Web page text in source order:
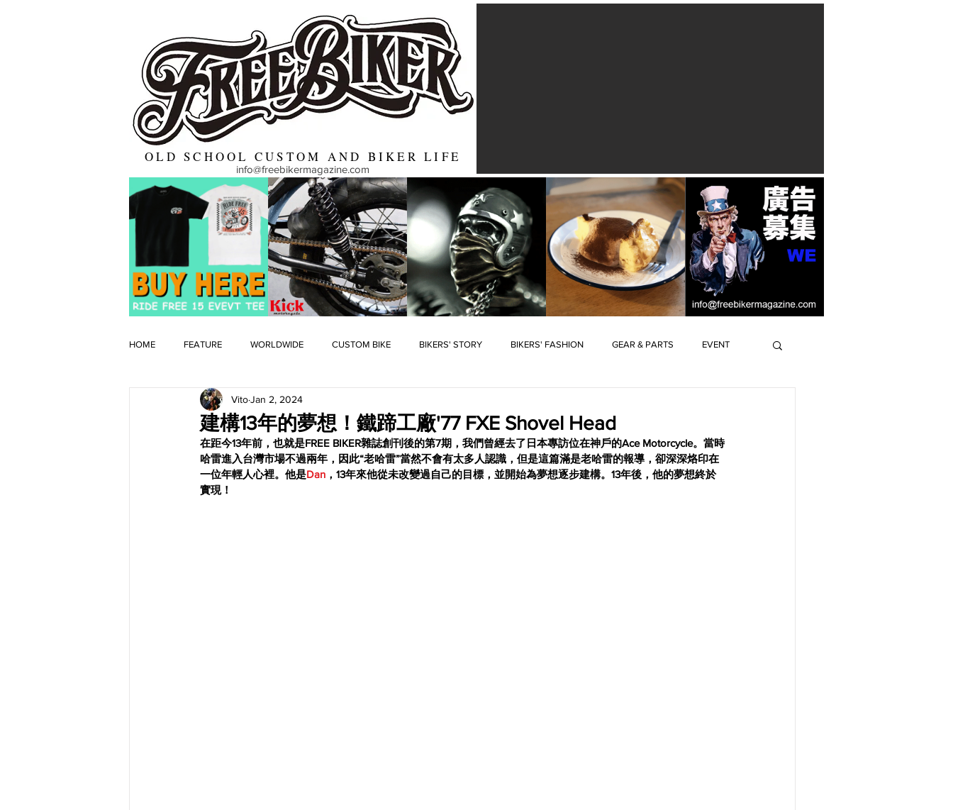
OLD SCHOOL CUSTOM AND BIKER LIFE
info@freebikermagazine.com
HOME FEATURE WORLDWIDE CUSTOM BIKE BIKERS' STORY BIKERS' FASHION GEAR & PARTS EVENT
OLD TIMER
建構13年的夢想！鐵蹄工廠'77 FXE Shovel Head
VitoJan 2, 2024
在距今13年前，也就是FREE BIKER雜誌創刊後的第7期，我們曾經去了日本專訪位在神戶的Ace Motorcycle。當時
哈雷進入台灣市場不過兩年，因此“老哈雷”當然不會有太多人認識，但是這篇滿是老哈雷的報導，卻深深烙印在
一位年輕人心裡。他是Dan ，13年來他從未改變過自己的目標，並開始為夢想逐步建構。13年後，他的夢想終於
實現！